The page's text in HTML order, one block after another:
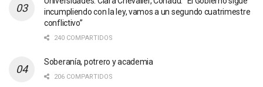
incumpliendo con la ley, vamos a un segundo cuatrimestre
conflictivo”
240 COMPARTIDOS
Soberanía, potrero y academia
206 COMPARTIDOS